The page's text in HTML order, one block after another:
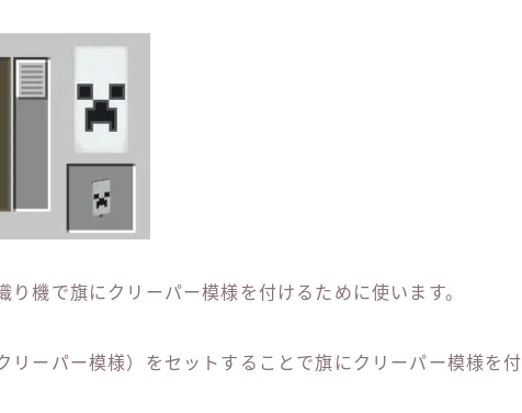
機で旗にクリーパー模様を付けるために使います。
リーパー模様）をセットすることで旗にクリーパー模様を付